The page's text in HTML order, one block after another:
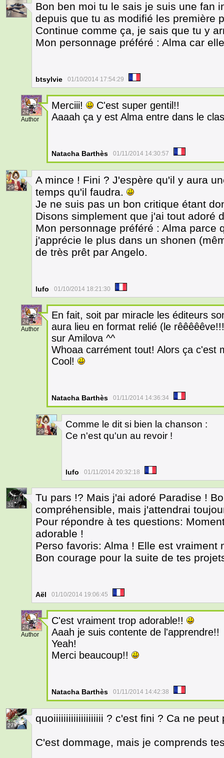
7
Bon ben moi tu le sais je suis une fan
depuis que tu as modifié les première
Continue comme ça, je sais que tu y
Mon personnage préféré : Alma car
btsylvie 01/10/2014 17:54:29
24
Author
Merciii!
C'est super gentil!!
Aaaah ça y est Alma entre dans le
Natacha Barthès 01/11/2014 14:30:57
29
A mince ! Fini ? J'espère qu'il y aura
temps qu'il faudra.
Je ne suis pas un bon critique étant
Disons simplement que j'ai tout adoré
Mon personnage préféré : Alma parce
j'apprécie le plus dans un shonen
de très prêt par Angelo.
lufo 01/10/2014 18:21:30
24
Author
En fait, soit par miracle les éditeurs
aura lieu en format relié (le
sur Amilova ^^
Whoaa carrément tout! Alors ça c'est
Cool!
Natacha Barthès 01/11/2014 14:36:34
29
Comme le dit si bien la chanson :
Ce n'est qu'un au revoir !
lufo 01/11/2014 20:32:18
31
Tu pars !? Mais j'ai adoré Paradise !
compréhensible, mais j'attendrai
Pour répondre à tes questions:
adorable !
Perso favoris: Alma ! Elle est vraiment
Bon courage pour la suite de tes
Aël 01/10/2014 19:06:45
24
Author
C'est vraiment trop adorable!!
Aaah je suis contente de l'apprendre!!
Yeah!
Merci beaucoup!!
Natacha Barthès 01/11/2014 14:42:38
27
quoiiiiiiiiiiiiiiiiiiii ? c'est fini ? Ca ne peut
C'est dommage, mais je comprends